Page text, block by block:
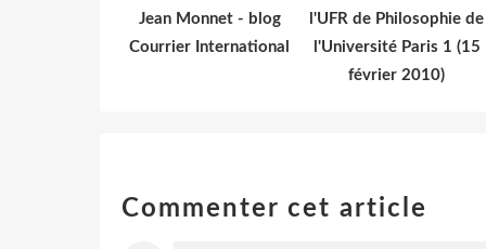
Jean Monnet - blog
Courrier International
l'UFR de Philosophie de
l'Université Paris 1 (15
février 2010)
Commenter cet article